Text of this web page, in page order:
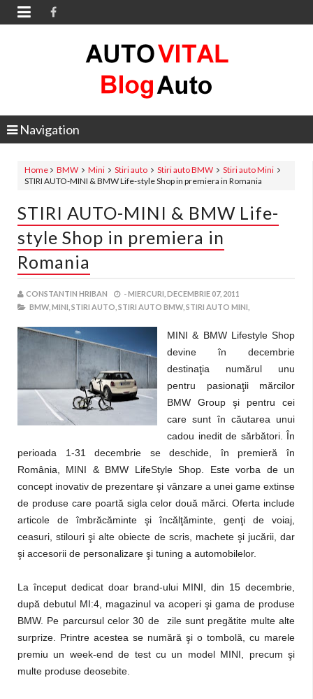

Navigation
Home BMW Mini Stiri auto Stiri auto BMW
Stiri auto Mini
STIRI AUTO-MINI & BMW Life-style Shop in premiera in Romania
STIRI AUTO-MINI & BMW Life-
style Shop in premiera in
Romania
CONSTANTIN HRIBAN -MIERCURI, DECEMBRIE 07, 2011
BMW, MINI, STIRI AUTO, STIRI AUTO BMW, STIRI AUTO MINI,
MINI & BMW Lifestyle Shop
devine în decembrie
destinaţia numărul unu
pentru pasionaţii mărcilor
BMW Group şi pentru cei
care sunt în căutarea unui
cadou inedit de sărbători. În
perioada 1-31 decembrie se deschide, în premieră în
România, MINI & BMW LifeStyle Shop. Este vorba de un
concept inovativ de prezentare şi vânzare a unei game extinse
de produse care poartă sigla celor două mărci. Oferta include
articole de îmbrăcăminte şi încălţăminte, genţi de voiaj,
ceasuri, stilouri şi alte obiecte de scris, machete şi jucării, dar
şi accesorii de personalizare şi tuning a automobilelor.
La început dedicat doar brand-ului MINI, din 15 decembrie,
după debutul MI:4, magazinul va acoperi şi gama de produse
BMW. Pe parcursul celor 30 de zile sunt pregătite multe alte
surprize. Printre acestea se numără şi o tombolă, cu marele
premiu un week-end de test cu un model MINI, precum şi
multe produse deosebite.